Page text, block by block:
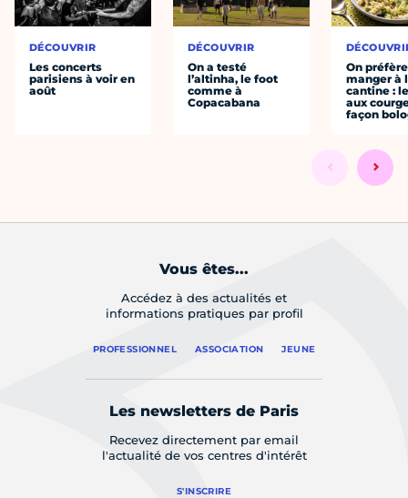
DÉCOUVRIR
Les concerts
parisiens à voir en
août
DÉCOUVRIR
On a testé
l’altinha, le foot
comme à
Copacabana
On préfère
manger à
cantine :
aux
façon
Vous êtes...
Accédez à des actualités et
informations pratiques par profil
PROFESSIONNEL ASSOCIATION JEUNE
Les newsletters de Paris
Recevez directement par email
l'actualité de vos centres d'intérêt
S'INSCRIRE